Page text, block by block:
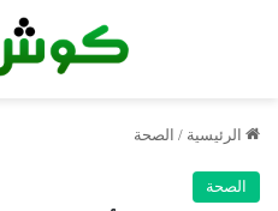
الرئيسية / الصحة
الصحة